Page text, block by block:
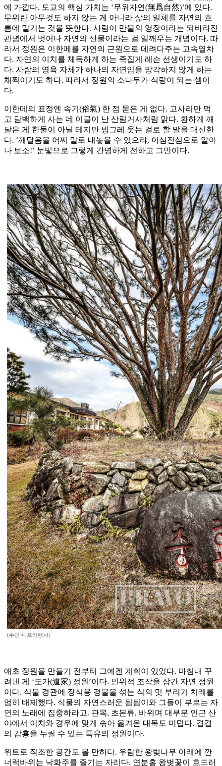
에 가깝다. 도교의 핵심 가치는 ‘무위자연(無爲自然)’에 있다.
무위란 아무것도 하지 않는 게 아니라 삶의 일체를 자연의 흐
름에 맡기는 것을 뜻한다. 사람이 만물의 영장이라는 되바라진
관념에서 벗어나 자연의 산물이라는 걸 일깨우는 개념이다. 따
라서 정원은 이한메를 자연의 근원으로 데려다주는 고속열차
다. 자연의 이치를 체득하게 하는 족집게 레슨 선생이기도 하
다. 사람의 영육 자체가 하나의 자연임을 망각하지 않게 하는
채찍이기도 하다. 따라서 정원의 소나무가 식량이 되는 셈이
다.
이한메의 표정엔 속기(俗氣) 한 점 묻은 게 없다. 고사리만 먹
고 담백하게 사는 데 이골이 난 산림거사처럼 맑다. 환하게 깨
달은 게 한둘이 아닐 테지만 빙그레 웃는 걸로 할 말을 대신한
다. ‘깨달음을 어찌 말로 내놓을 수 있으랴, 이심전심으로 알아
나 보소!’ 눈빛으로 그렇게 간명하게 전하고 그만이다.
(주민욱 프리랜서)
애초 정원을 만들기 전부터 그에겐 계획이 있었다. 마침내 꾸
려낸 게 ‘도가(道家) 정원’이다. 인위적 조작을 삼간 자연 정원
이다. 식물 경관에 장식용 경물을 섞는 식의 멋 부리기 치레를
엄히 배제했다. 식물의 자연스러운 됨됨이와 그들이 부르는 자
연의 노래에 집중하라고. 관목, 초본류, 바위며 대부분 인근 산
야에서 이치와 경우에 맞게 솎아 옮겨온 대목도 미덥다. 겹겹
의 감흥을 누릴 수 있는 특유의 정원이다.
위트로 직조한 공간도 볼 만하다. 우람한 왕벚나무 아래에 깐
너럭바위는 낙화주를 즐기는 자리다. 연분홍 왕벚꽃이 흐드러